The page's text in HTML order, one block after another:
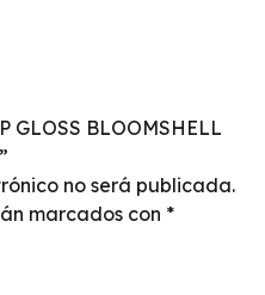
GLOSS BLOOMSHELL
no será publicada.
marcados con *